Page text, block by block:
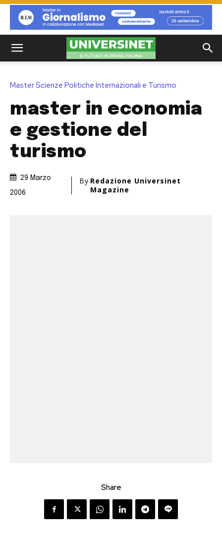
Master Scienze Politiche Internazionali e Turismo
master in economia
e gestione del
turismo
29 Marzo
2006
By Redazione Universinet
Magazine
Share